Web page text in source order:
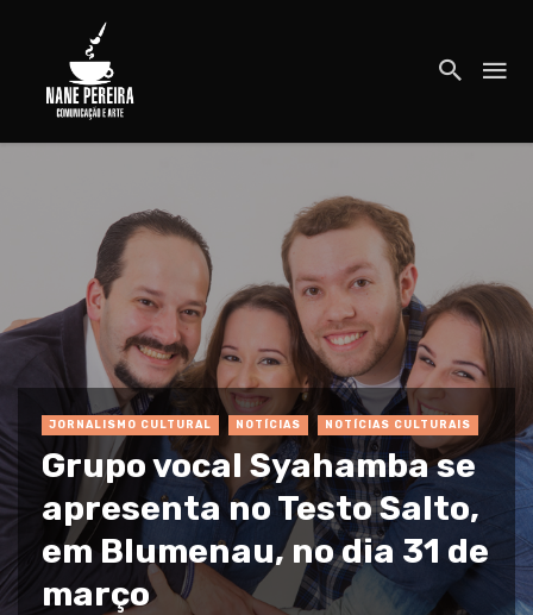
JORNALISMO CULTURAL NOTÍCIAS NOTÍCIAS CULTURAIS
Grupo vocal Syahamba se
apresenta no Testo Salto,
em Blumenau, no dia 31 de
março